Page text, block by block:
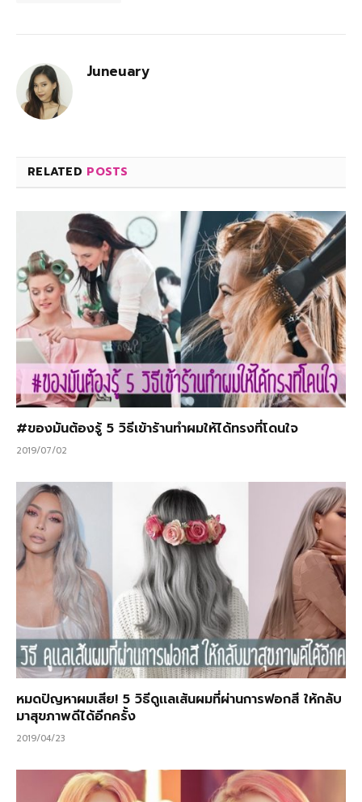
Juneuary
RELATED POSTS
#ของมันต้องรู้ 5 วิธีเข้าร้านทำผมให้ได้ทรงที่โดนใจ
2019/07/02
หมดปัญหาผมเสีย! 5 วิธีดูเเลเส้นผมที่ผ่านการฟอกสี ให้กลับ
มาสุขภาพดีได้อีกครั้ง
2019/04/23